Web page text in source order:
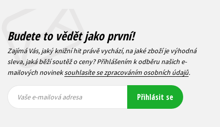
Budete to vědět jako první!
Zajímá Vás, jaký knižní hit právě vychází, na jaké zboží je výhodná
sleva, jaká běží soutěž o ceny? Přihlášením k odběru našich e-
mailových novineksouhlasíte se zpracováním osobních údajů.
mailová
mailová
Vaše e-mailová adresa Přihlásit se